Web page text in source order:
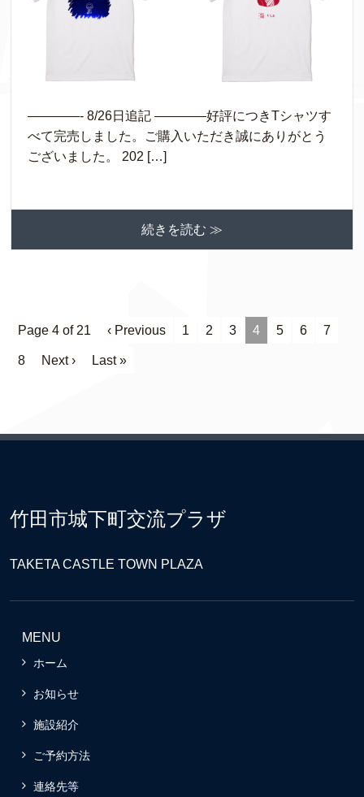
————- 8/26日追記 ————好評につきTシャツす
べて完売しました。ご購入いただき誠にありがとう
ございました。 202 […]
続きを読む ≫
Page 4 of 21 ‹ Previous 1 2 3 4 5 6 7
8 Next › Last »
竹田市城下町交流プラザ
TAKETA CASTLE TOWN PLAZA
MENU
ホーム
お知らせ
施設紹介
ご予約方法
連絡先等